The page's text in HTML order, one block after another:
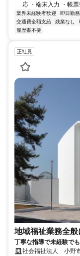
応 ・端末入力 ・帳票
業界未経験者歓迎 即日勤
交通費全額支給
残業なし
履歴書不要
正社員
地域福祉業務全
丁寧な指導で未経験でも安心ス
福祉業務全般に関わる
社会福祉法人 小野